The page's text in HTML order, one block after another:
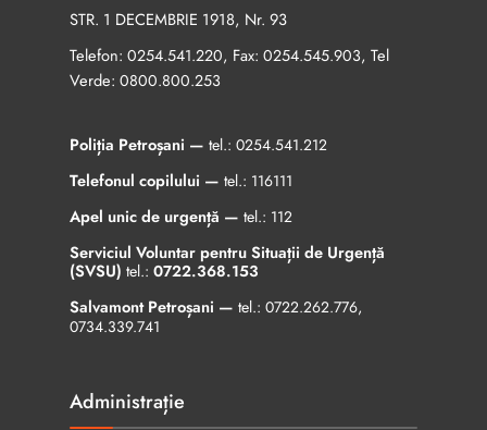
STR. 1 DECEMBRIE 1918, Nr. 93
Telefon: 0254.541.220, Fax: 0254.545.903, Tel
Verde: 0800.800.253
Poliția Petroșani — tel.: 0254.541.212
Telefonul copilului — tel.: 116111
Apel unic de urgență — tel.: 112
Serviciul Voluntar pentru Situații de Urgență
(SVSU) tel.: 0722.368.153
Salvamont Petroșani — tel.: 0722.262.776,
0734.339.741
Administrație